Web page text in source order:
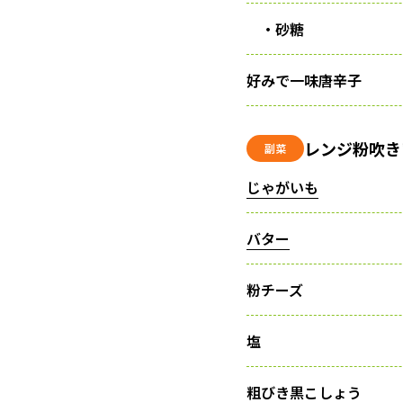
・砂糖
好みで一味唐辛子
副菜 レンジ粉吹
じゃがいも
バター
粉チーズ
塩
粗びき黒こしょう